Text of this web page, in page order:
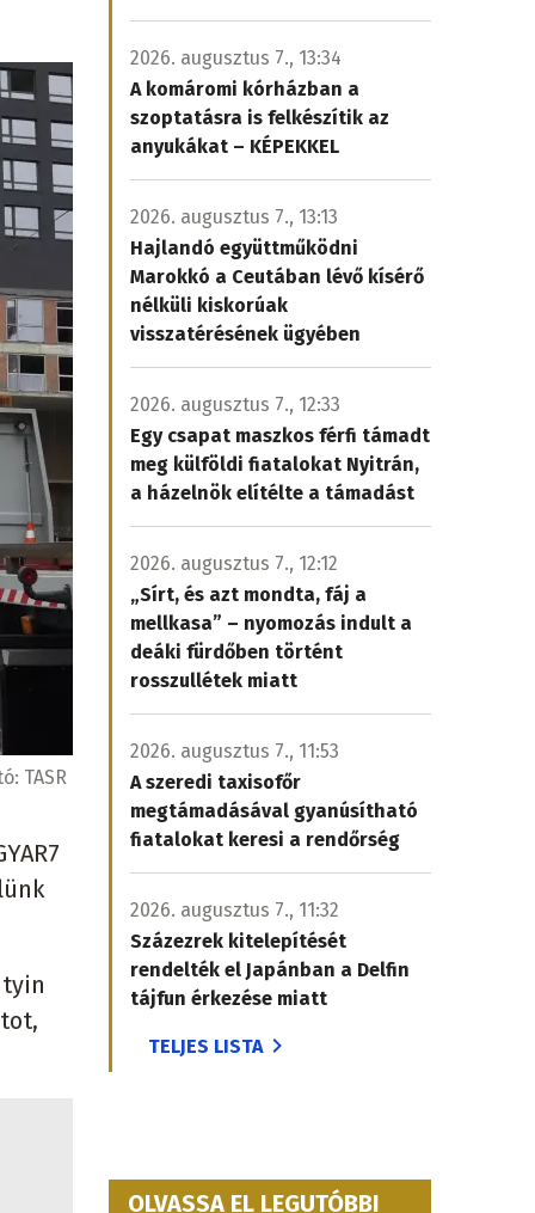
TASR
2026. augusztus 7., 13:34
A komáromi kórházban a
szoptatásra is felkészítik az
anyukákat – KÉPEKKEL
2026. augusztus 7., 13:13
Hajlandó együttműködni
Marokkó a Ceutában lévő kísérő
nélküli kiskorúak
visszatérésének ügyében
2026. augusztus 7., 12:33
Egy csapat maszkos férfi támadt
meg külföldi fiatalokat Nyitrán,
a házelnök elítélte a támadást
2026. augusztus 7., 12:12
„Sírt, és azt mondta, fáj a
mellkasa” – nyomozás indult a
deáki fürdőben történt
rosszullétek miatt
2026. augusztus 7., 11:53
A szeredi taxisofőr
megtámadásával gyanúsítható
fiatalokat keresi a rendőrség
2026. augusztus 7., 11:32
Százezrek kitelepítését
rendelték el Japánban a Delfin
tájfun érkezése miatt
TELJES LISTA
OLVASSA EL LEGUTÓBBI